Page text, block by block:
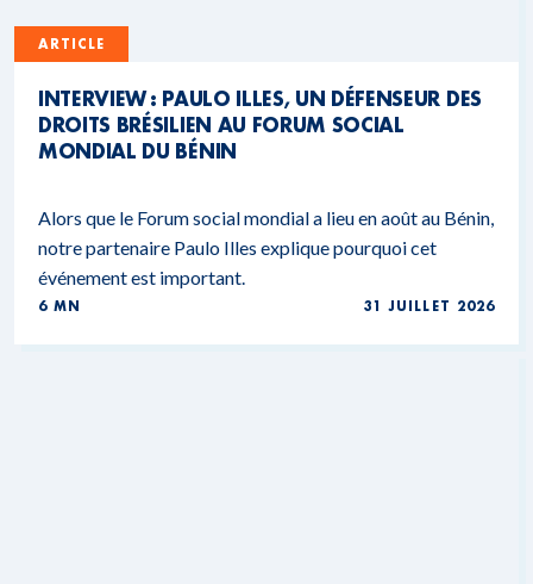
ARTICLE
INTERVIEW : PAULO ILLES, UN DÉFENSEUR DES
DROITS BRÉSILIEN AU FORUM SOCIAL
MONDIAL DU BÉNIN
Alors que le Forum social mondial a lieu en août au Bénin,
notre partenaire Paulo Illes explique pourquoi cet
événement est important.
6 MN 31 JUILLET 2026